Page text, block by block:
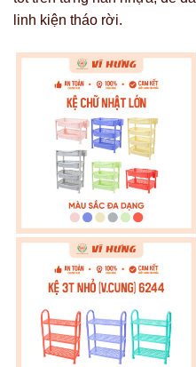
linh kiện tháo rời.